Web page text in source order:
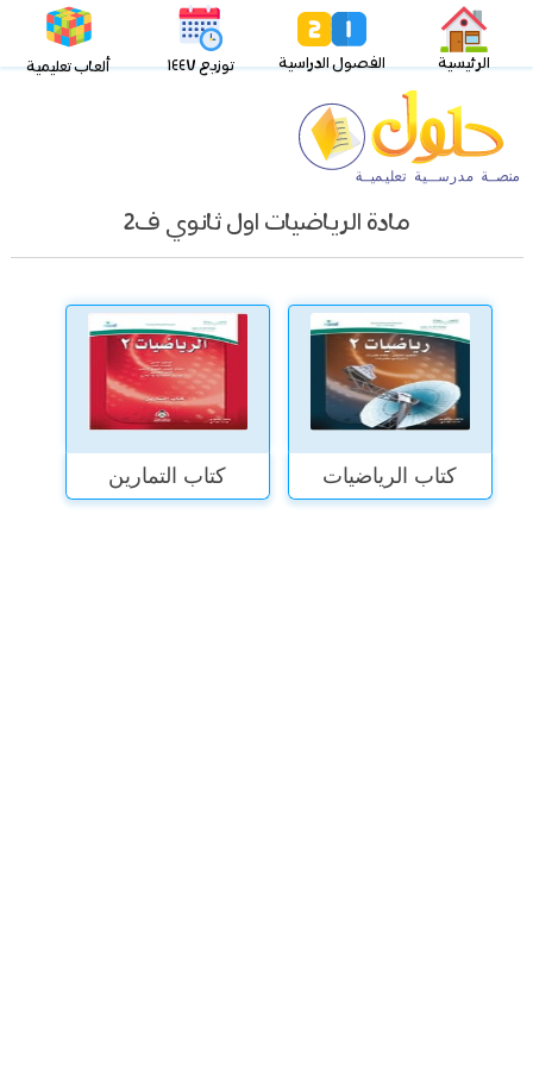
الرئيسية الفصول الدراسية توزيع ١٤٤٧ ألعاب تعليمية
مادة الرياضيات اول ثانوي ف2
كتاب الرياضيات كتاب التمارين